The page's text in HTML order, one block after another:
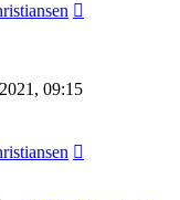
09:15